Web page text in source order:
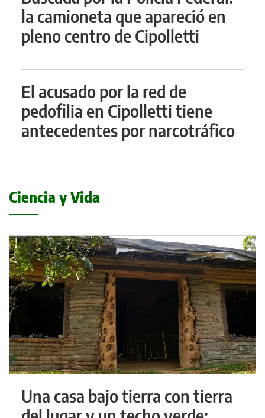
la camioneta que apareció en
pleno centro de Cipolletti
El acusado por la red de
pedofilia en Cipolletti tiene
antecedentes por narcotráfico
Ciencia y Vida
Una casa bajo tierra con tierra